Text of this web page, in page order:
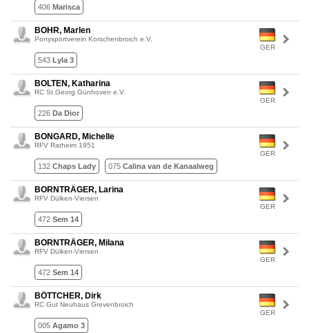
406 Marisca
GER
BOHR, Marlen
Ponysportverein Korschenbroich e.V.
543 Lyla 3
GER
BOLTEN, Katharina
RC St.Georg Günhoven e.V.
226 Da Dior
GER
BONGARD, Michelle
RFV Ratheim 1951
132 Chaps Lady 075 Calina van de Kanaalweg
GER
BORNTRÄGER, Larina
RFV Dülken-Viersen
472 Sem 14
GER
BORNTRÄGER, Milana
RFV Dülken-Viersen
472 Sem 14
GER
BÖTTCHER, Dirk
RC Gut Neuhaus Grevenbroich
005 Agamo 3